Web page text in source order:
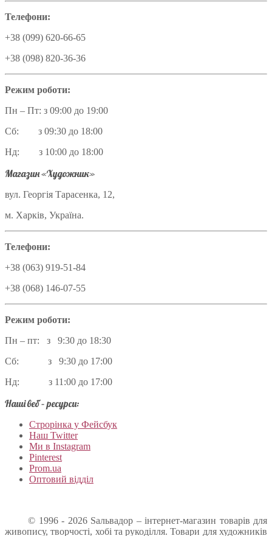
Телефони:
+38 (099) 620-66-65
+38 (098) 820-36-36
Режим роботи:
Пн – Пт: з 09:00 до 19:00
Сб: з 09:30 до 18:00
Нд: з 10:00 до 18:00
Магазин «Художник»
вул. Георгія Тарасенка, 12,
м. Харків, Україна.
Телефони:
+38 (063) 919-51-84
+38 (068) 146-07-55
Режим роботи:
Пн – пт: з 9:30 до 18:30
Сб: з 9:30 до 17:00
Нд: з 11:00 до 17:00
Наші веб – ресурси:
Строрінка у Фейсбук
Наш Twitter
Ми в Instagram
Pinterest
Prom.ua
Оптовий відділ
© 1996 - 2026 Sальвадор – інтернет-магазин товарів для
живопису, творчості, хобі та рукоділля. Товари для художників